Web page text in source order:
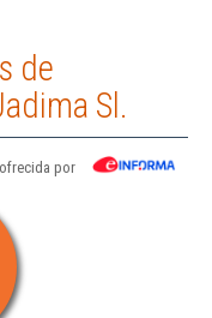
de
Sl.
por